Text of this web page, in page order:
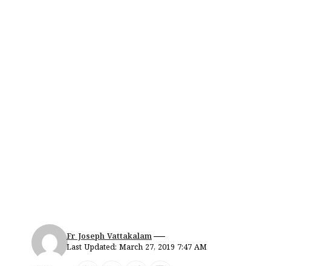
Last Updated: March 27, 2019 7:47 AM
Fr Joseph Vattakalam